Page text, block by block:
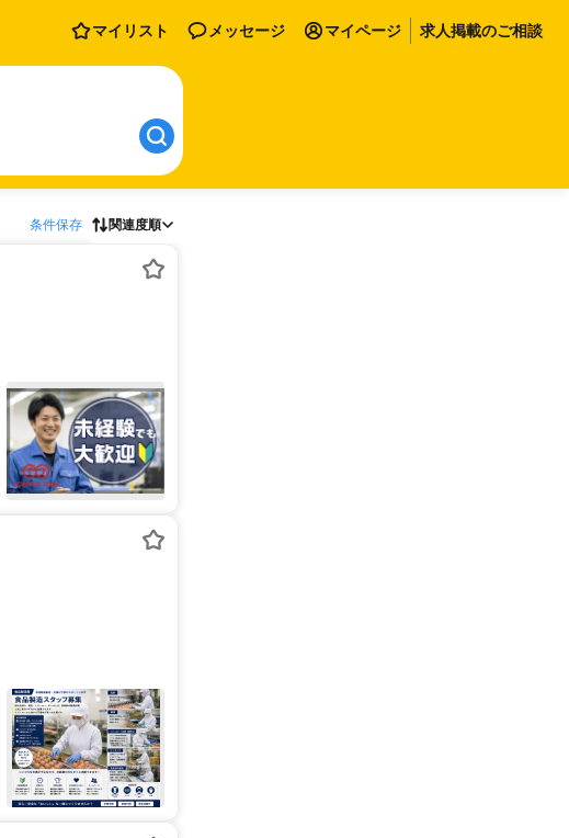
マイリスト メッセージ マイページ 求人掲載のご相談
条件保存 関連度順